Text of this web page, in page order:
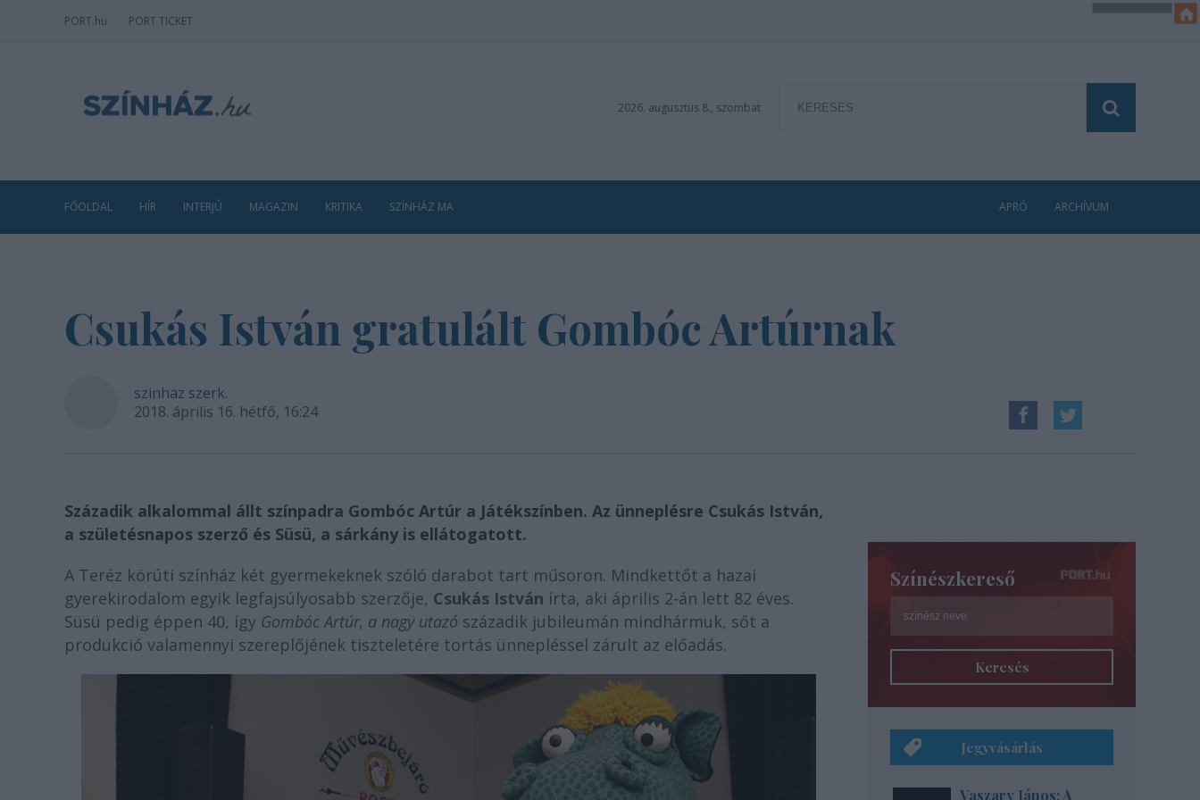
PORT.hu PORT TICKET
2026. augusztus 8., szombat
FŐOLDAL HÍR INTERJÚ MAGAZIN KRITIKA SZÍNHÁZ MA APRÓ ARCHÍVUM
Csukás István gratulált Gombóc Artúrnak
szinhaz szerk.
2018. április 16. hétfő, 16:24
Századik alkalommal állt színpadra Gombóc Artúr a Játékszínben. Az ünneplésre Csukás István,
a születésnapos szerző és Süsü, a sárkány is ellátogatott.
A Teréz körúti színház két gyermekeknek szóló darabot tart műsoron. Mindkettőt a hazai
gyerekirodalom egyik legfajsúlyosabb szerzője, Csukás István írta, aki április 2-án lett 82 éves.
Süsü pedig éppen 40, így Gombóc Artúr, a nagy utazó századik jubileumán mindhármuk, sőt a
produkció valamennyi szereplőjének tiszteletére tortás ünnepléssel zárult az előadás.
Színészkereső
Keresés
Jegyvásárlás
Vaszary János: A